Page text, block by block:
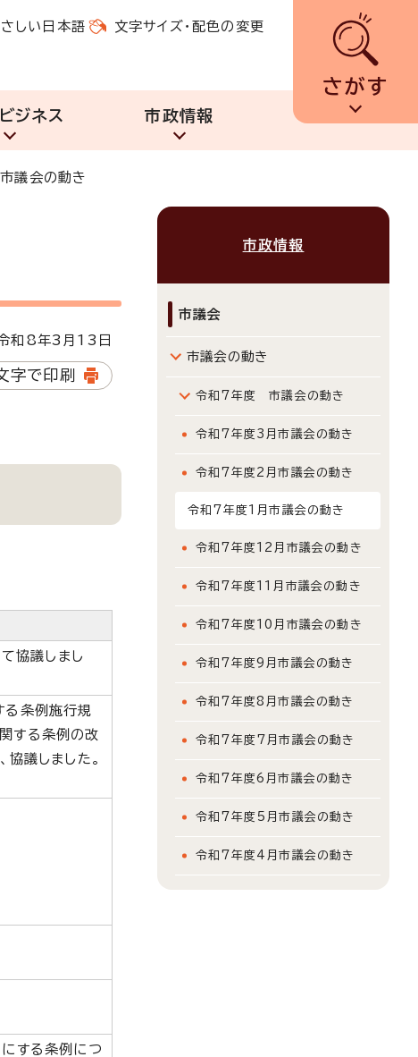
しい日本語 文字サイズ・配色の変更
さがす
ジネス 市政情報
議会の動き
和8年3月13日
字で印刷
協議しまし
る条例施行規
する条例の改
議しました。
する条例につ
市政情報
市議会
市議会の動き
令和7年度 市議会の動き
令和7年度3月市議会の動き
令和7年度2月市議会の動き
令和7年度1月市議会の動き
令和7年度12月市議会の動き
令和7年度11月市議会の動き
令和7年度10月市議会の動き
令和7年度9月市議会の動き
令和7年度8月市議会の動き
令和7年度7月市議会の動き
令和7年度6月市議会の動き
令和7年度5月市議会の動き
令和7年度4月市議会の動き